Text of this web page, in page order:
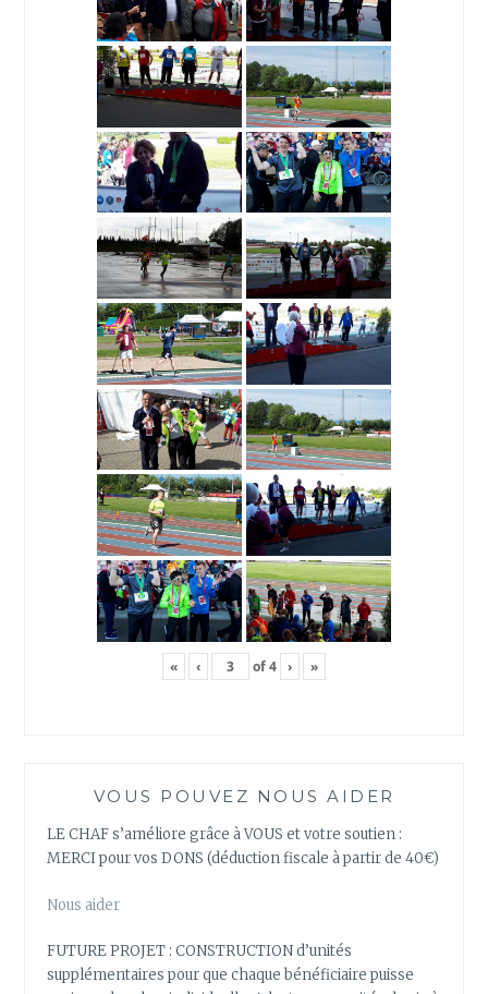
« ‹ of4 › »
VOUS POUVEZ NOUS AIDER
LE CHAF s’améliore grâce à VOUS et votre soutien :
MERCI pour vos DONS (déduction fiscale à partir de 40€)
Nous aider
FUTURE PROJET : CONSTRUCTION d’unités
supplémentaires pour que chaque bénéficiaire puisse